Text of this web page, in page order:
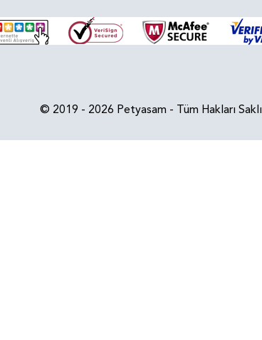
© 2019 - 2026 Petyasam - Tüm Hakları